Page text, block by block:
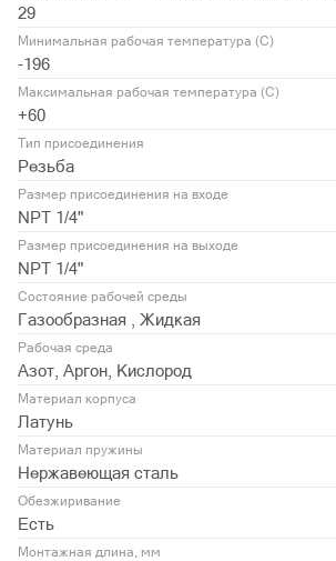
29
Минимальная рабочая температура (С)
-196
Максимальная рабочая температура (С)
+60
Тип присоединения
Резьба
Размер присоединения на входе
NPT 1/4"
Размер присоединения на выходе
NPT 1/4"
Состояние рабочей среды
Газообразная , Жидкая
Рабочая среда
Азот, Аргон, Кислород
Материал корпуса
Латунь
Материал пружины
Нержавеющая сталь
Обезжиривание
Есть
Монтажная длина, мм